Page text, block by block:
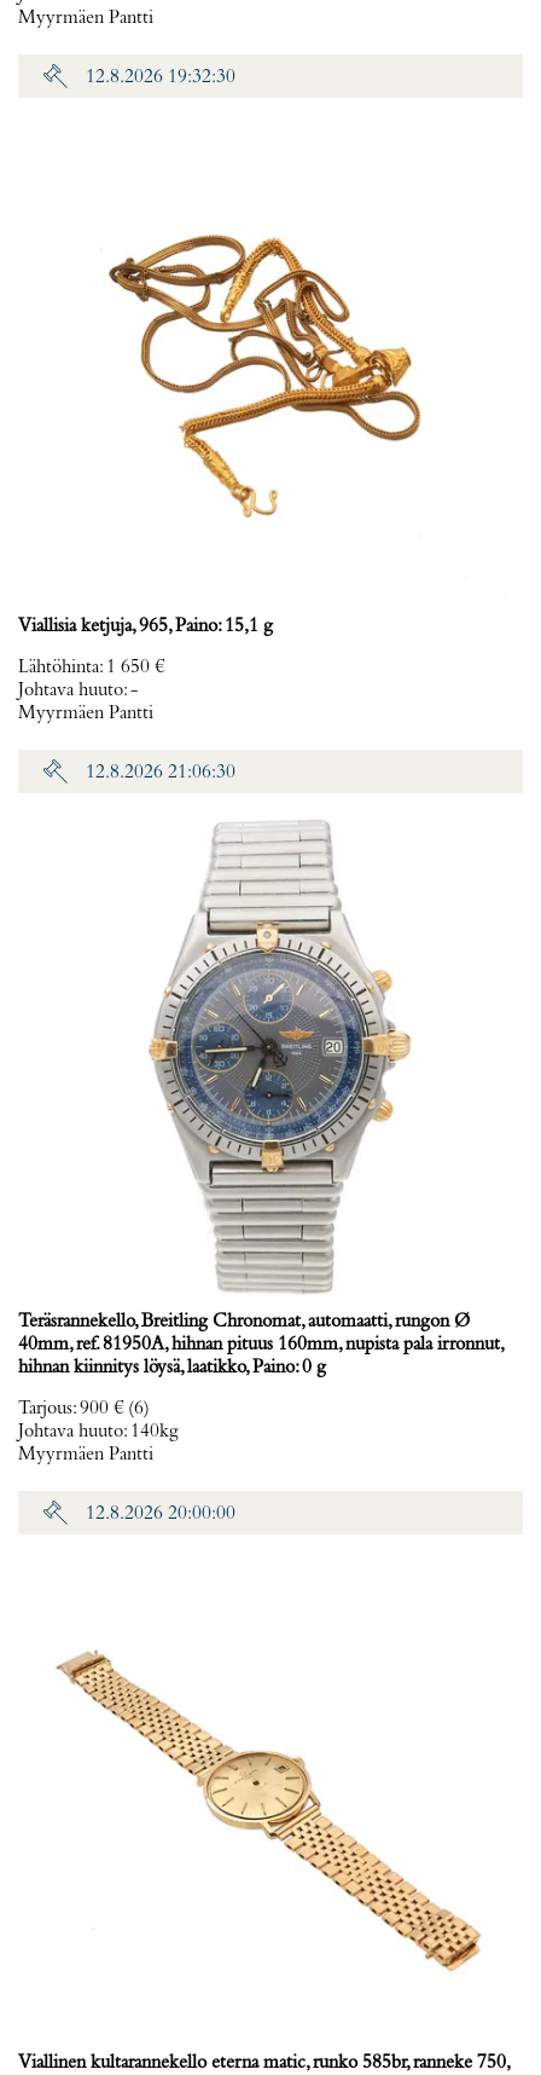
Myyrmäen Pantti
12.8.2026 19:32:30
Viallisia ketjuja, 965, Paino: 15,1 g
Lähtöhinta: 1 650 €
Johtava huuto:-
Myyrmäen Pantti
12.8.2026 21:06:30
Teräsrannekello, Breitling Chronomat, automaatti, rungon Ø
40mm, ref. 81950A, hihnan pituus 160mm, nupista pala irronnut,
hihnan kiinnitys löysä, laatikko, Paino: 0 g
Tarjous:900 € (6)
Johtava huuto: 140kg
Myyrmäen Pantti
12.8.2026 20:00:00
Viallinen kultarannekello eterna matic, runko 585br, ranneke 750,